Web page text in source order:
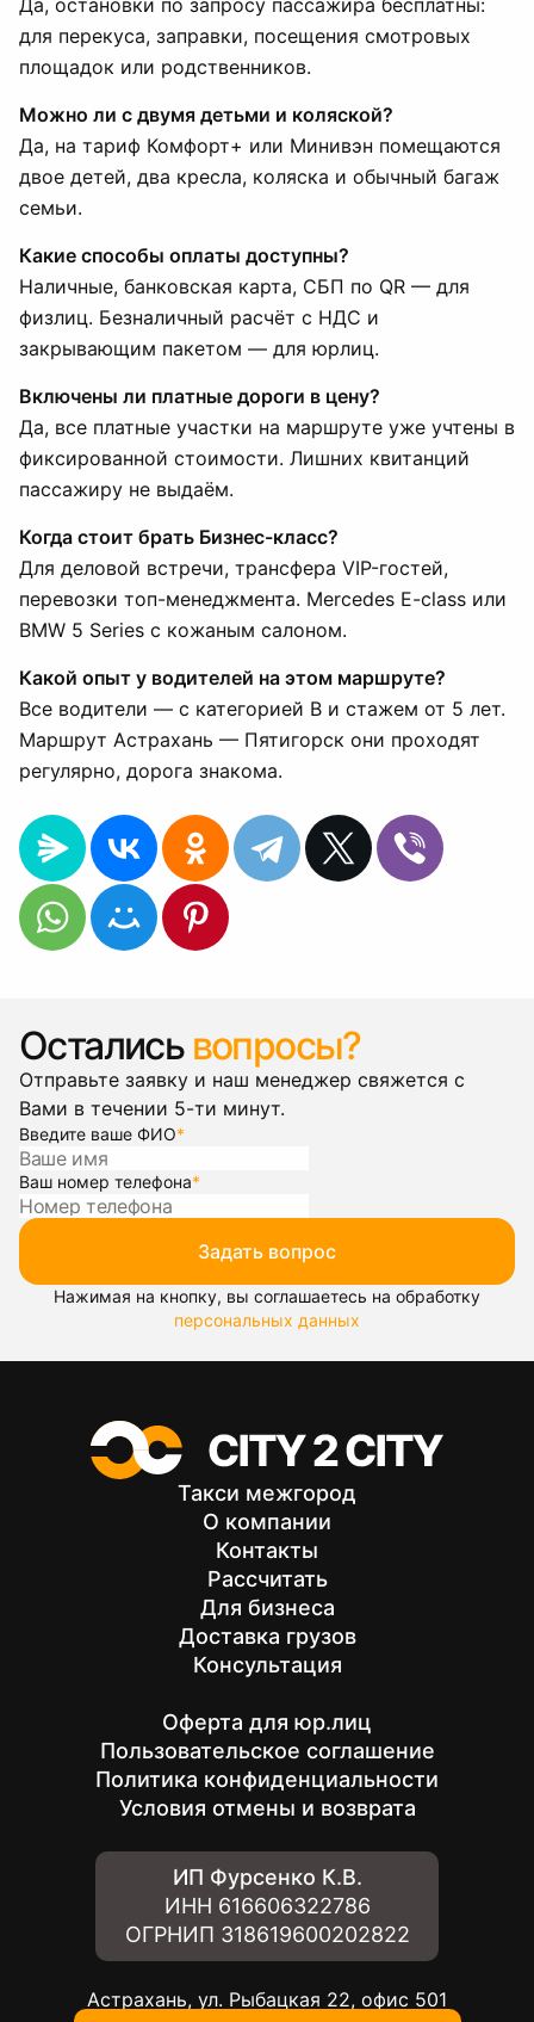
Да, остановки по запросу пассажира бесплатны:
для перекуса, заправки, посещения смотровых
площадок или родственников.
Можно ли с двумя детьми и коляской?
Да, на тариф Комфорт+ или Минивэн помещаются
двое детей, два кресла, коляска и обычный багаж
семьи.
Какие способы оплаты доступны?
Наличные, банковская карта, СБП по QR — для
физлиц. Безналичный расчёт с НДС и
закрывающим пакетом — для юрлиц.
Включены ли платные дороги в цену?
Да, все платные участки на маршруте уже учтены в
фиксированной стоимости. Лишних квитанций
пассажиру не выдаём.
Когда стоит брать Бизнес-класс?
Для деловой встречи, трансфера VIP-гостей,
перевозки топ-менеджмента. Mercedes E-class или
BMW 5 Series с кожаным салоном.
Какой опыт у водителей на этом маршруте?
Все водители — с категорией B и стажем от 5 лет.
Маршрут Астрахань — Пятигорск они проходят
регулярно, дорога знакома.
Остались вопросы?
Отправьте заявку и наш менеджер свяжется с
Вами в течении 5-ти минут.
Введите ваше ФИО*
Ваш номер телефона*
Задать вопрос
Нажимая на кнопку, вы соглашаетесь на обработку
персональных данных
Такси межгород
О компании
Контакты
Рассчитать
Для бизнеса
Доставка грузов
Консультация
Оферта для юр.лиц
Пользовательское соглашение
Политика конфиденциальности
Условия отмены и возврата
ИП Фурсенко К.В.
ИНН 616606322786
ОГРНИП 318619600202822
Астрахань, ул. Рыбацкая 22, офис 501